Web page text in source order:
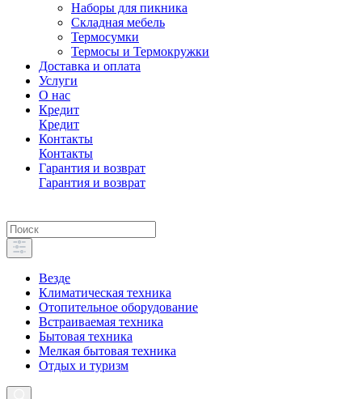
Наборы для пикника
Складная мебель
Термосумки
Термосы и Термокружки
Доставка и оплата
Услуги
О нас
Кредит
Кредит
Контакты
Контакты
Гарантия и возврат
Гарантия и возврат
Везде
Климатическая техника
Отопительное оборудование
Встраиваемая техника
Бытовая техника
Мелкая бытовая техника
Отдых и туризм